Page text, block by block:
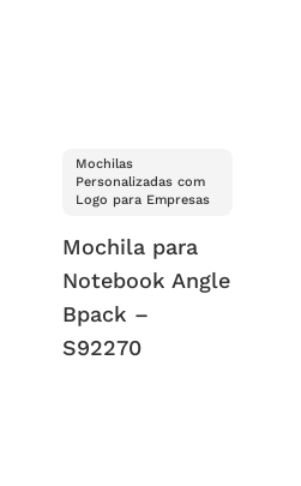
Mochilas
Personalizadas com
Logo para Empresas
Mochila para
Notebook Angle
Bpack –
S92270